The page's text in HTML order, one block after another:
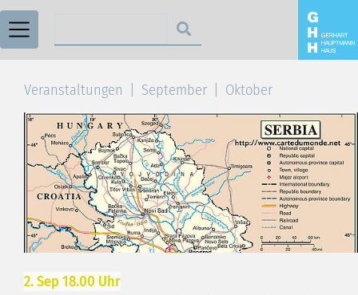
Veranstaltungen September Oktober
2. Sep 18.00 Uhr